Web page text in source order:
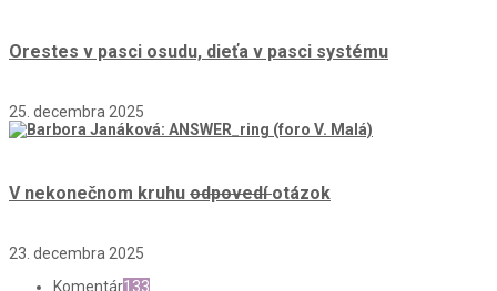
Orestes v pasci osudu, dieťa v pasci systému
25. decembra 2025
V nekonečnom kruhu odpovedíotázok
23. decembra 2025
Komentár133